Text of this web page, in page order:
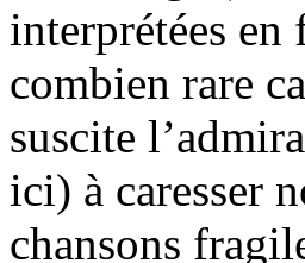
interprétées
combien rare
suscite
ici) à caresser
chansons